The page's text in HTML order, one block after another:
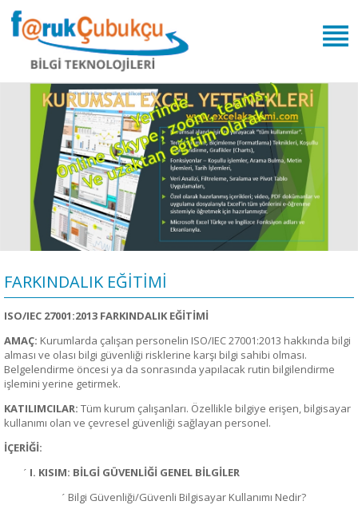
FARKINDALIK EĞİTİMİ
ISO/IEC 27001:2013 FARKINDALIK EĞİTİMİ
AMAÇ: Kurumlarda çalışan personelin ISO/IEC 27001:2013 hakkında bilgi
alması ve olası bilgi güvenliği risklerine karşı bilgi sahibi olması.
Belgelendirme öncesi ya da sonrasında yapılacak rutin bilgilendirme
işlemini yerine getirmek.
KATILIMCILAR: Tüm kurum çalışanları. Özellikle bilgiye erişen, bilgisayar
kullanımı olan ve çevresel güvenliği sağlayan personel.
İÇERİĞİ:
´ I. KISIM: BİLGİ GÜVENLİĞİ GENEL BİLGİLER
´ Bilgi Güvenliği/Güvenli Bilgisayar Kullanımı Nedir?